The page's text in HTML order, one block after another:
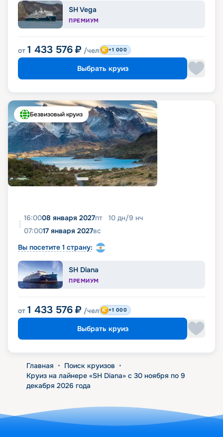
SH Vega
ПРЕМИУМ
от 1 433 576 ₽ /чел +1 000
Выбрать круиз
Безвизовый круиз
16:0008 января 2027пт 10 дн/9 нч
07:0017 января 2027вс
Вы посетите 1 страну:
SH Diana
ПРЕМИУМ
от 1 433 576 ₽ /чел +1 000
Выбрать круиз
Главная • Поиск круизов •
Круиз на лайнере «SH Diana» с 30 ноября по 9
декабря 2026 года